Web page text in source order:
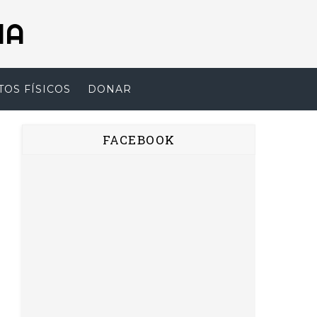
FÍSICOS DONAR
FACEBOOK